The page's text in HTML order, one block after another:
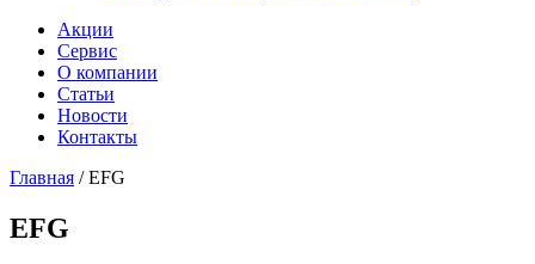
Акции
Сервис
О компании
Статьи
Новости
Контакты
Главная /EFG
EFG